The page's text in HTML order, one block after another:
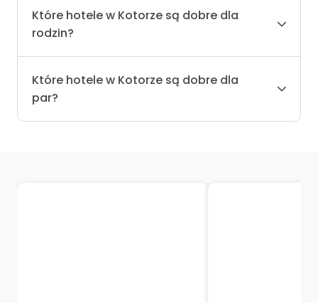
Które hotele w Kotorze są dobre dla
rodzin?
Które hotele w Kotorze są dobre dla
par?